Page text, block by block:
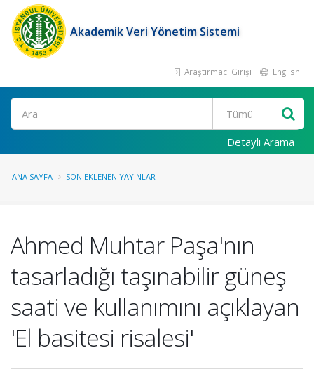
Akademik Veri Yönetim Sistemi
Araştırmacı Girişi English
Ara
Detaylı Arama
ANA SAYFA SON EKLENEN YAYINLAR
Ahmed Muhtar Paşa'nın
tasarladığı taşınabilir güneş
saati ve kullanımını açıklayan
'El basitesi risalesi'